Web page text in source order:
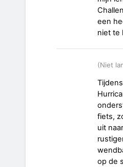
een
niet te
(Niet
fiets,
uit
op de